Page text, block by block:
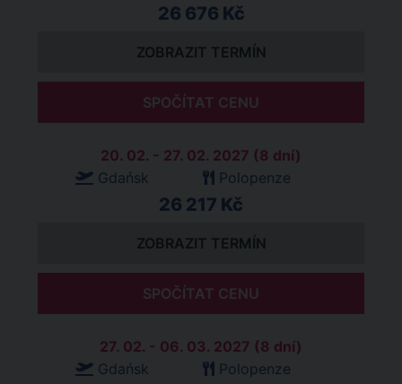
26 676 Kč
ZOBRAZIT TERMÍN
SPOČÍTAT CENU
20. 02. - 27. 02. 2027 (8 dní)
Gdańsk
Polopenze
26 217 Kč
ZOBRAZIT TERMÍN
SPOČÍTAT CENU
27. 02. - 06. 03. 2027 (8 dní)
Gdańsk
Polopenze